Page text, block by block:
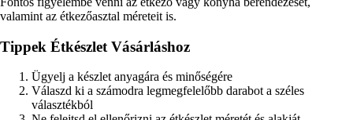
valamint az étkezőasztal méreteit is.
Tippek Étkészlet Vásárláshoz
Ügyelj a készlet anyagára és minőségére
Válaszd ki a számodra legmegfelelőbb darabot a széles
választékból